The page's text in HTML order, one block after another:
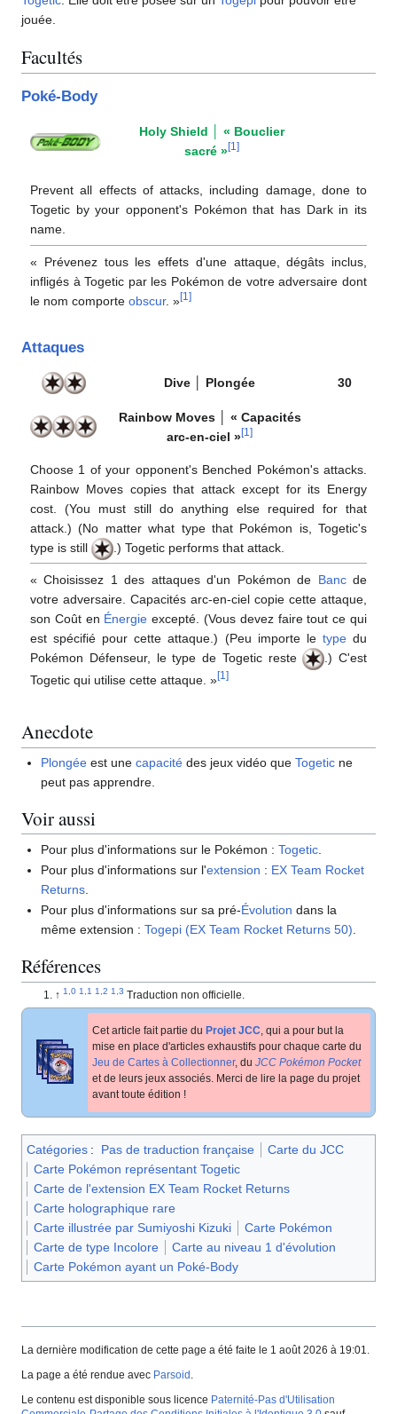
jouée.
Facultés
Poké-Body
Holy Shield « Bouclier
sacré »[1 ]
Prevent all effects of attacks, including damage, done to
Togetic by your opponent's Pokémon that has Dark in its
name.
«
Prévenez tous les effets d'une attaque, dégâts inclus,
infligés à Togetic par les Pokémon de votre adversaire dont
le nom comporte obscur. »[1 ]
Attaques
Dive Plongée 30
Rainbow Moves « Capacités
arc-en-ciel »[1]
Choose 1 of your opponent's Benched Pokémon's attacks.
Rainbow Moves copies that attack except for its Energy
cost. (You must still do anything else required for that
attack.) (No matter what type that Pokémon is, Togetic's
type is still
.) Togetic performs that attack.
« Choisissez 1 des attaques d'un Pokémon de Bancde
votre adversaire. Capacités arc-en-ciel copie cette attaque,
son Coût en Énergie excepté. (Vous devez faire tout ce qui
est spécifié pour cette attaque.) (Peu importe le typedu
Pokémon Défenseur, le type de Togetic reste
.) C'est
Togetic qui utilise cette attaque. »[1 ]
Anecdote
Plongée est unecapacité des jeux vidéo queTogetic ne
peut pas apprendre.
Voir aussi
Pour plus d'informations sur le Pokémon :Togetic
Pour plus d'informations sur l'extension : EX Team Rocket
Returns
Pour plus d'informations sur sa pré-Évolution dans la
même extension :Togepi (EX Team Rocket Returns 50).
Références
Traduction non officielle.
Cet article fait partie du Projet JCC , qui a pour but la
mise en place d'articles exhaustifs pour chaque carte du
Jeu de Cartes à Collectionner, du JCC Pokémon Pocket
et de leurs jeux associés. Merci de lire la page du projet
avant toute édition !
Catégories : Pas de traduction française
Carte du JCC
Carte Pokémon représentant Togetic
Carte de l'extension EX Team Rocket Returns
Carte holographique rare
Carte illustrée par Sumiyoshi Kizuki
Carte Pokémon
Carte de type Incolore
Carte au niveau 1 d'évolution
Carte Pokémon ayant un Poké-Body
La dernière modification de cette page a été faite le 1 août 2026 à 19:01.
La page a été rendue avec Parsoid
Le contenu est disponible sous licence Paternité-Pas d'Utilisation